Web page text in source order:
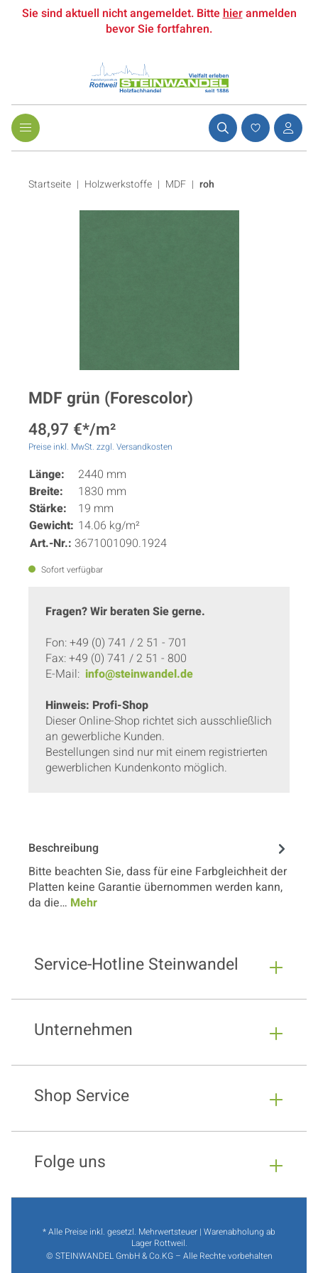
Sie sind aktuell nicht angemeldet. Bittehieranmelden
bevor Sie fortfahren.
Startseite Holzwerkstoffe | MDF | roh
MDF grün (Forescolor)
48,97 €*/m²
Preise inkl. MwSt. zzgl. Versandkosten
Länge:
2440 mm
Breite:
1830 mm
Stärke:
19 mm
Gewicht: 14.06 kg/m²
Art.-Nr.: 3671001090.1924
Sofort verfügbar
Fragen? Wir beraten Sie gerne.
Fon: +49 (0) 741 / 2 51 - 701
Fax: +49 (0) 741 / 2 51 - 800
E-Mail: info@steinwandel.de
Hinweis: Profi-Shop
Dieser Online-Shop richtet sich ausschließlich
an gewerbliche Kunden.
Bestellungen sind nur mit einem registrierten
gewerblichen Kundenkonto möglich.
Beschreibung
Bitte beachten Sie, dass für eine Farbgleichheit der
Platten keine Garantie übernommen werden kann,
da die… Mehr
Service-Hotline Steinwandel
Unternehmen
Shop Service
Folge uns
* Alle Preise inkl. gesetzl. Mehrwertsteuer | Warenabholung ab
Lager Rottweil.
© STEINWANDEL GmbH & Co.KG – Alle Rechte vorbehalten